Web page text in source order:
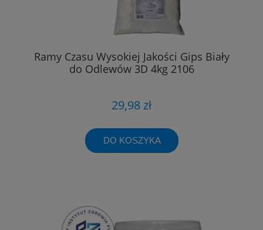
Ramy Czasu Wysokiej Jakości Gips Biały
do Odlewów 3D 4kg 2106
29,98 zł
DO KOSZYKA